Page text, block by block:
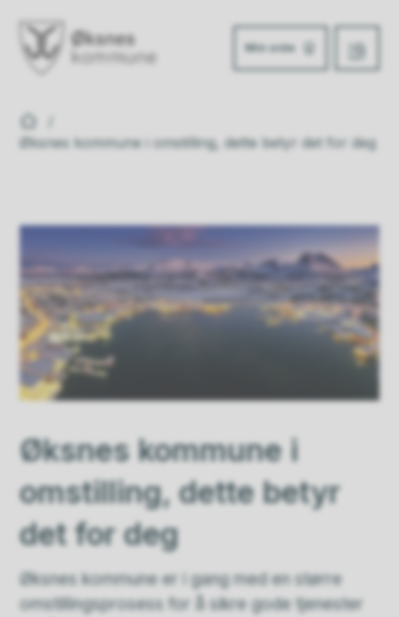
Min side
Meny
Du er her:
Øksnes kommune i omstilling, dette betyr det for deg
Øksnes kommune i
omstilling, dette betyr
det for deg
Øksnes kommune er i gang med en større
omstillingsprosess for å sikre gode tjenester